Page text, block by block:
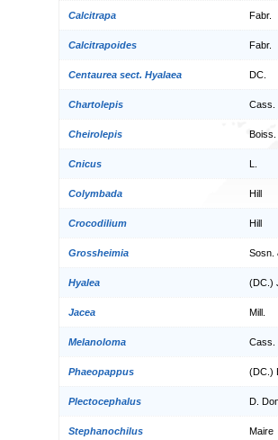
Calcitrapa Fabr.
Calcitrapoides Fabr.
Centaurea sect. Hyalaea DC.
Chartolepis Cass.
Cheirolepis Boiss.
Cnicus
Colymbada Hill
Crocodilium Hill
Grossheimia Sosn.
Hyalea (DC.)
Jacea Mill.
Melanoloma Cass.
Phaeopappus (DC.)
Plectocephalus D.
Stephanochilus Maire